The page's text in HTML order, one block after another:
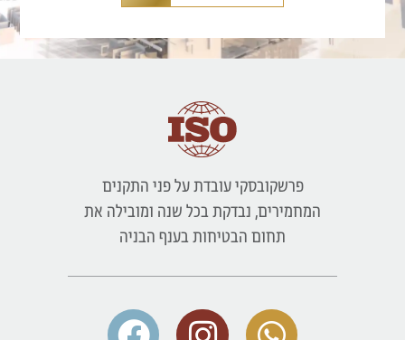
פרשקובסקי עובדת על פני התקנים
המחמירים, נבדקת בכל שנה ומובילה את
תחום הבטיחות בענף הבניה